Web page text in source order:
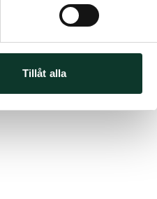
Tillåt alla